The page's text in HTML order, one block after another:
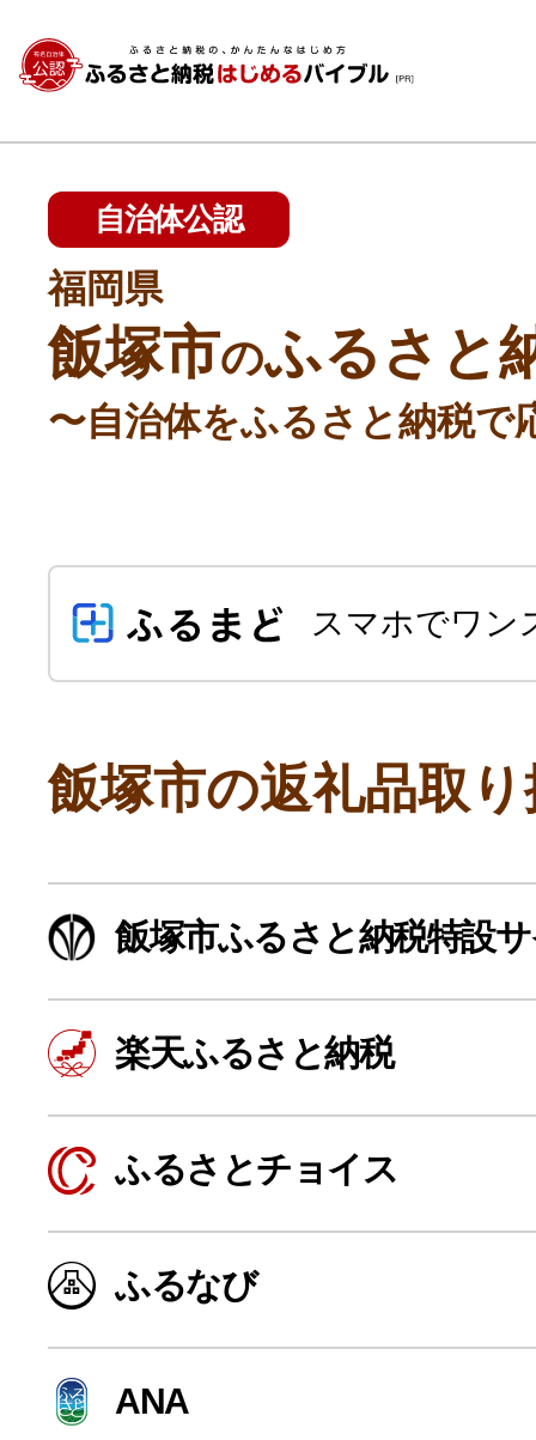
寄付上限額シミュレーション
給与所得者版
副業・パラレルワーカー
自治体公認
福岡県
飯塚市のふるさと
〜自治体をふるさと納税で
スマホでワン
飯塚市の返礼品取
飯塚市ふるさと納税特設
楽天ふるさと納税
ふるさとチョイス
ふるなび
ANA